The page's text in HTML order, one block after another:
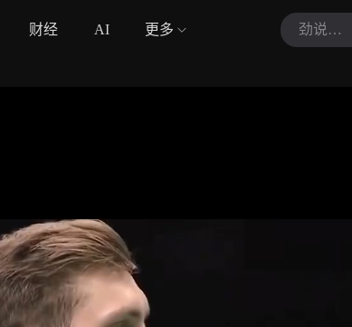
财经 AI 更多 劲说体育